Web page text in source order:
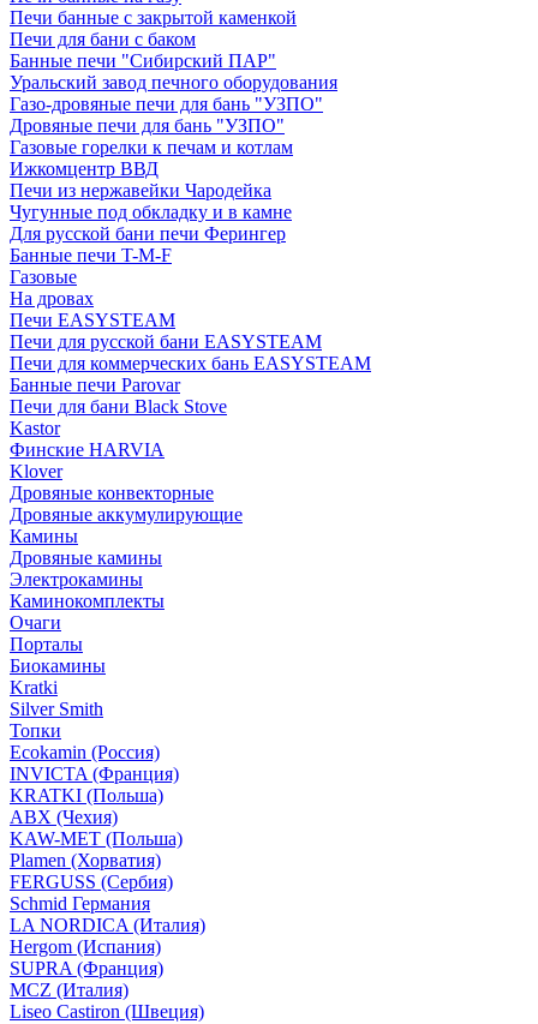
Печи банные с закрытой каменкой
Печи для бани с баком
Банные печи "Сибирский ПАР"
Уральский завод печного оборудования
Газо-дровяные печи для бань "УЗПО"
Дровяные печи для бань "УЗПО"
Газовые горелки к печам и котлам
Ижкомцентр ВВД
Печи из нержавейки Чародейка
Чугунные под обкладку и в камне
Для русской бани печи Ферингер
Банные печи T-M-F
Газовые
На дровах
Печи EASYSTEAM
Печи для русской бани EASYSTEAM
Печи для коммерческих бань EASYSTEAM
Банные печи Parovar
Печи для бани Black Stove
Kastor
Финские HARVIA
Klover
Дровяные конвекторные
Дровяные аккумулирующие
Камины
Дровяные камины
Электрокамины
Каминокомплекты
Очаги
Порталы
Биокамины
Kratki
Silver Smith
Топки
Ecokamin (Россия)
INVICTA (Франция)
KRATKI (Польша)
ABX (Чехия)
KAW-MET (Польша)
Plamen (Хорватия)
FERGUSS (Сербия)
Schmid Германия
LA NORDICA (Италия)
Hergom (Испания)
SUPRA (Франция)
MCZ (Италия)
Liseo Castiron (Швеция)